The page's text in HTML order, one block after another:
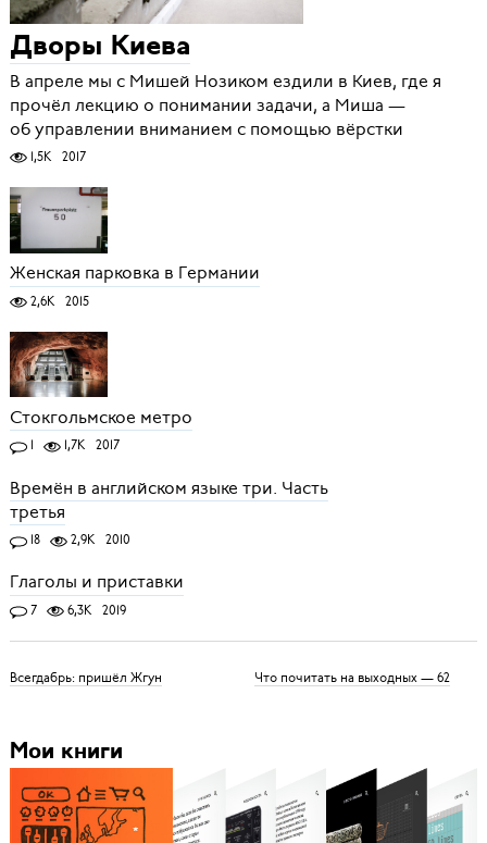
Дворы Киева
В апреле мы с Мишей Нозиком ездили в Киев, где я
прочёл лекцию о понимании задачи, а Миша —
об управлении вниманием с помощью вёрстки
1,5K 2017
Женская парковка в Германии
2,6K 2015
Стокгольмское метро
1 1,7K 2017
Времён в английском языке три. Часть
третья
18 2,9K 2010
Глаголы и приставки
7 6,3K 2019
Всегдабрь: пришёл Жгун Что почитать на выходных — 62
Мои книги